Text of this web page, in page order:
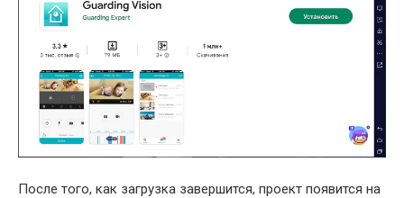
После того, как загрузка завершится, проект появится на